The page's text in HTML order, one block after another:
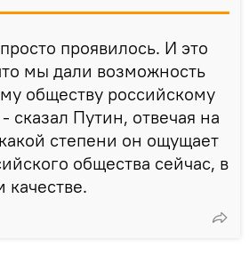
проявилось. И это
мы дали возможность
обществу российскому
сказал Путин, отвечая на
степени он ощущает
общества сейчас, в
качестве.